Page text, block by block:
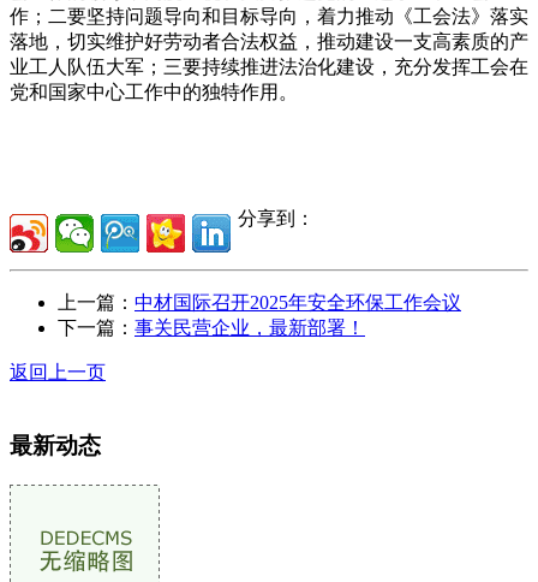
作；二要坚持问题导向和目标导向，着力推动《工会法》落实
落地，切实维护好劳动者合法权益，推动建设一支高素质的产
业工人队伍大军；三要持续推进法治化建设，充分发挥工会在
党和国家中心工作中的独特作用。
分享到：
上一篇： 中材国际召开2025年安全环保工作会议
下一篇： 事关民营企业，最新部署！
返回上一页
最新动态